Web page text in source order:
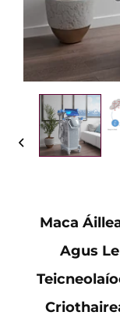
Maca
Agus